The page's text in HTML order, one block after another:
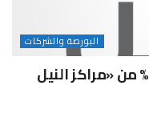
البورصة والشركات
«إليفيت كابيتال» تدرس طرح 45% من «مراكز النيل